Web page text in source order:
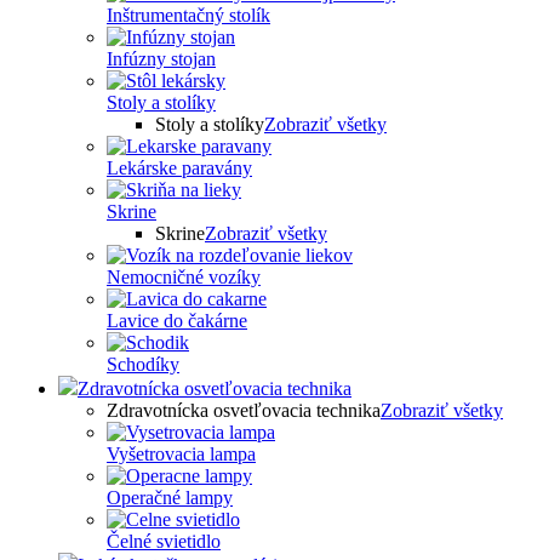
Inštrumentačný stolík
Infúzny stojan
Stoly a stolíky
Stoly a stolíkyZobraziť všetky
Lekárske paravány
Skrine
SkrineZobraziť všetky
Nemocničné vozíky
Lavice do čakárne
Schodíky
Zdravotnícka osvetľovacia technika
Zdravotnícka osvetľovacia technikaZobraziť všetky
Vyšetrovacia lampa
Operačné lampy
Čelné svietidlo